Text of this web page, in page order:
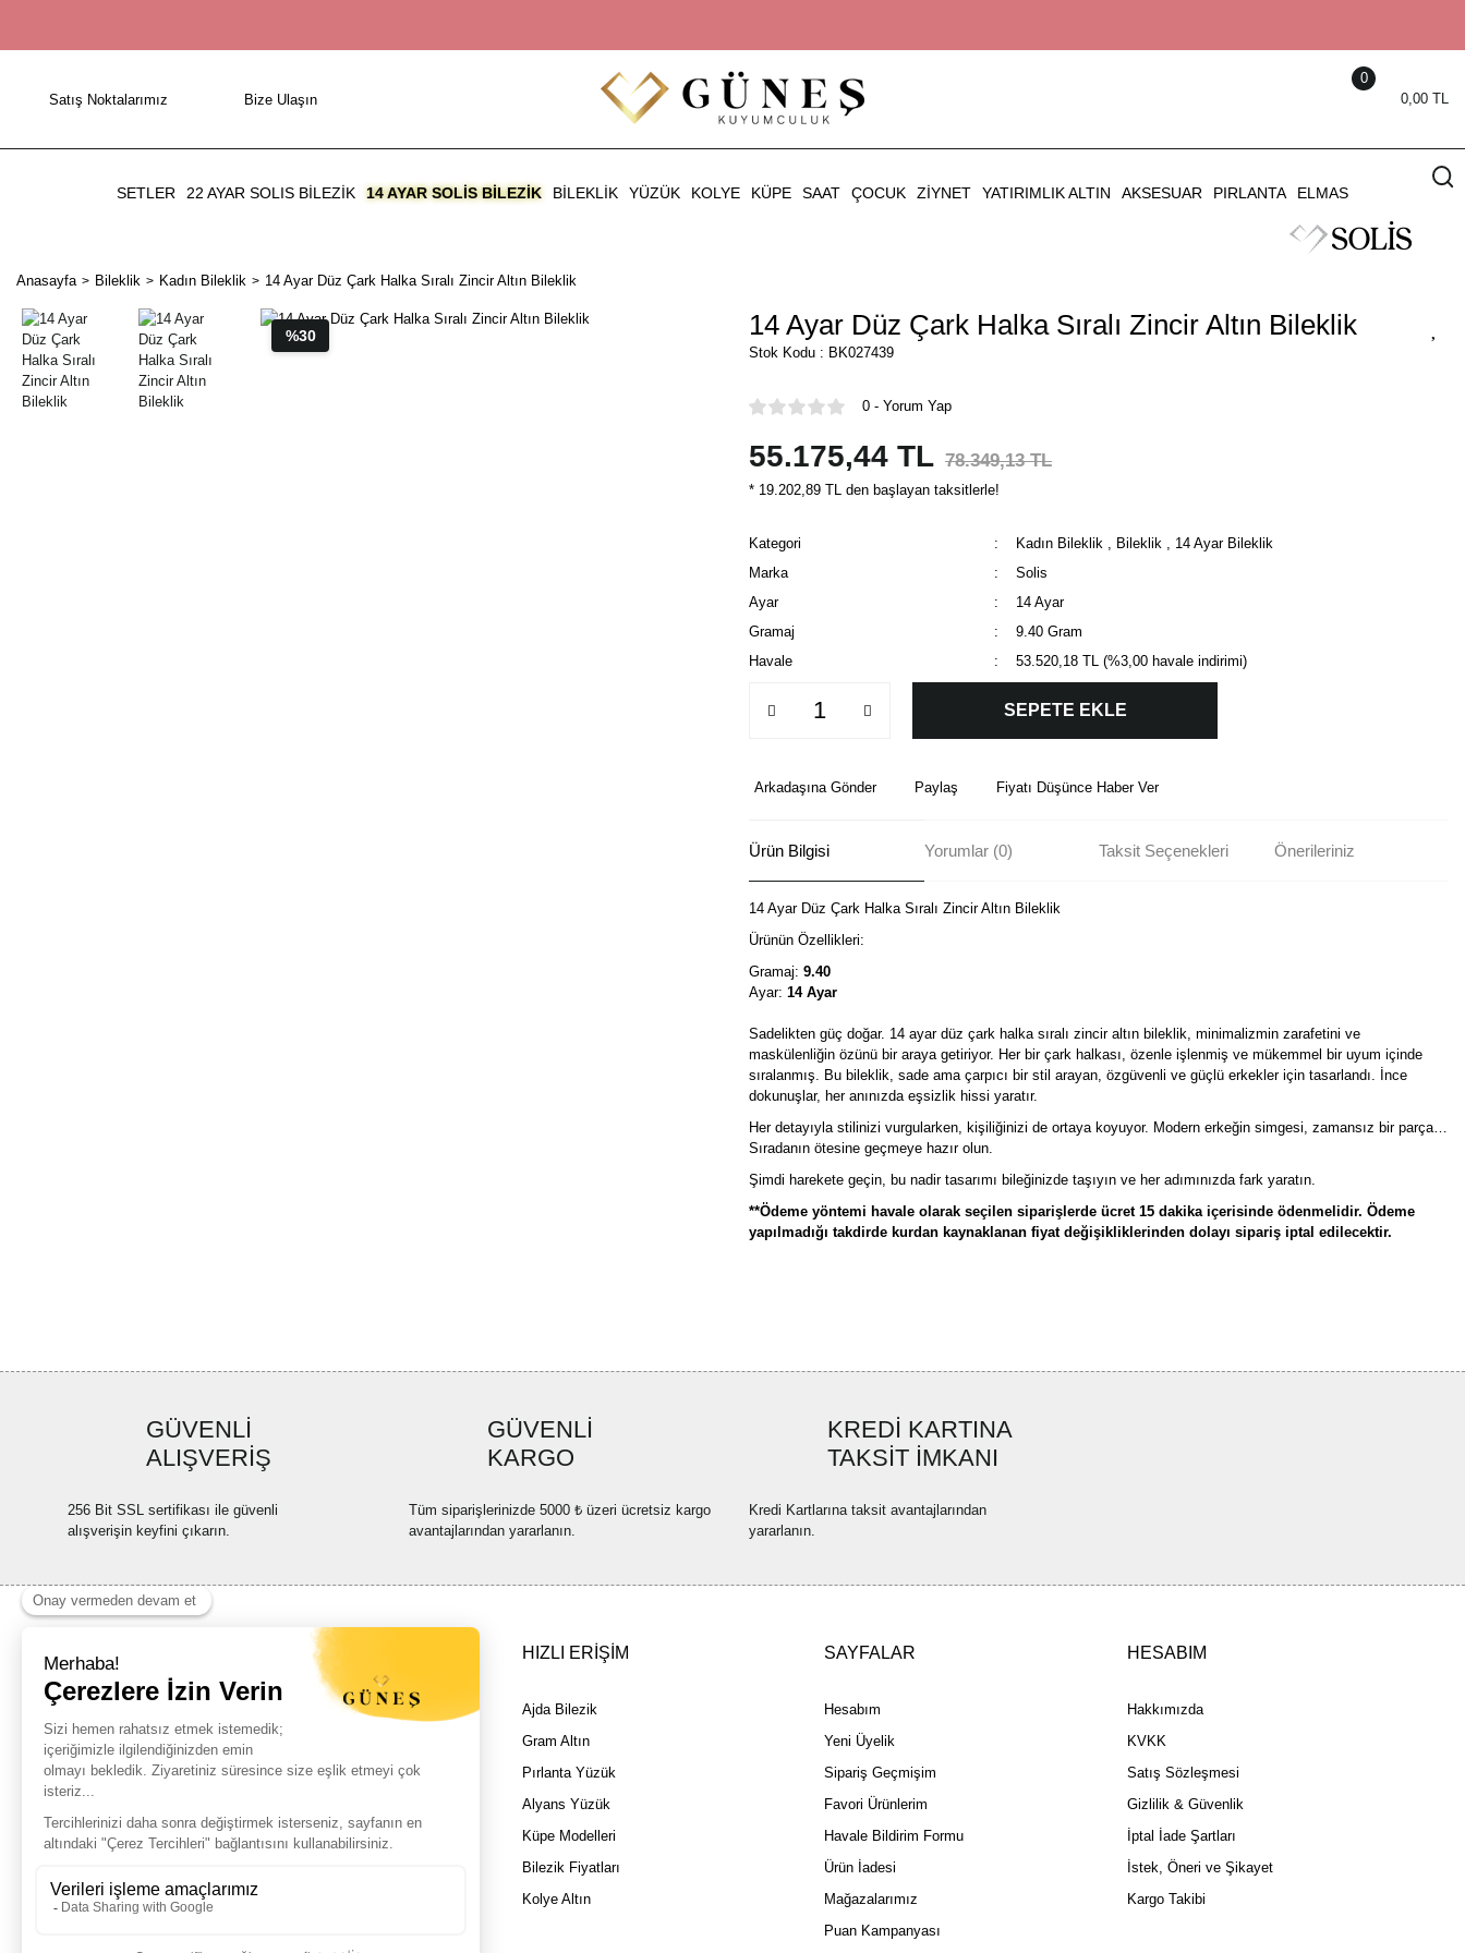
Satış Noktalarımız Bize Ulaşın 0,00 TL
0
SETLER 22 AYAR SOLIS BİLEZİK 14 AYAR SOLIS BILEZIK BILEKLIK YÜZÜK KOLYE KÜPE SAAT ÇOCUK ZIYNET YATIRIMLIK ALTIN AKSESUAR PIRLANTA ELMAS
Anasayfa Bileklik Kadın Bileklik 14 Ayar Düz Çark Halka Sıralı Zincir Altın Bileklik
%30 14 Ayar Düz Çark Halka Sıralı Zincir Altın Bileklik
Stok Kodu : BK027439
0 - Yorum Yap
55.175,44 TL 78.349,13 TL
* 19.202,89 TL den başlayan taksitlerle!
Kategori Kadın Bileklik , Bileklik , 14 Ayar Bileklik
Marka
Solis
Ayar
14 Ayar
Gramaj
9.40 Gram
Havale
53.520,18 TL (%3,00 havale indirimi)
SEPETE EKLE
Arkadaşına Gönder Paylaş Fiyatı Düşünce Haber Ver
Ürün Bilgisi Yorumlar (0) Taksit Seçenekleri Önerileriniz
14 Ayar Düz Çark Halka Sıralı Zincir Altın Bileklik
Ürünün Özellikleri:
Gramaj: 9.40
Ayar: 14 Ayar
Sadelikten güç doğar. 14 ayar düz çark halka sıralı zincir altın bileklik, minimalizmin zarafetini ve
maskülenliğin özünü bir araya getiriyor. Her bir çark halkası, özenle işlenmiş ve mükemmel bir uyum içinde
sıralanmış. Bu bileklik, sade ama çarpıcı bir stil arayan, özgüvenli ve güçlü erkekler için tasarlandı. İnce
dokunuşlar, her anınızda eşsizlik hissi yaratır.
Her detayıyla stilinizi vurgularken, kişiliğinizi de ortaya koyuyor. Modern erkeğin simgesi, zamansız bir parça…
Sıradanın ötesine geçmeye hazır olun.
Şimdi harekete geçin, bu nadir tasarımı bileğinizde taşıyın ve her adımınızda fark yaratın.
**Ödeme yöntemi havale olarak seçilen siparişlerde ücret 15 dakika içerisinde ödenmelidir. Ödeme
yapılmadığı takdirde kurdan kaynaklanan fiyat değişikliklerinden dolayı sipariş iptal edilecektir.
Ürün açıklamasında eksik bilgiler bulunuyor.
Ürün bilgilerinde hatalar bulunuyor.
Bu ürüne benzer farklı alternatifler olmalı.
GÜVENLİ
ALIŞVERİŞ
256 Bit SSL sertifikası ile güvenli
alışverişin keyfini çıkarın.
GÜVENLİ
KARGO
Tüm siparişlerinizde 5000 ₺ üzeri ücretsiz kargo
avantajlarından yararlanın.
KREDİ KARTINA
TAKSİT İMKANI
Kredi Kartlarına taksit avantajlarından
yararlanın.
HIZLI ERİŞİM
Ajda Bilezik
Gram Altın
Pırlanta Yüzük
Alyans Yüzük
Küpe Modelleri
Bilezik Fiyatları
Kolye Altın
SAYFALAR
Hesabım
Yeni Üyelik
Sipariş Geçmişim
Favori Ürünlerim
Havale Bildirim Formu
Ürün İadesi
Mağazalarımız
Puan Kampanyası
HESABIM
Hakkımızda
KVKK
Satış Sözleşmesi
Gizlilik & Güvenlik
İptal İade Şartları
İstek, Öneri ve Şikayet
Kargo Takibi